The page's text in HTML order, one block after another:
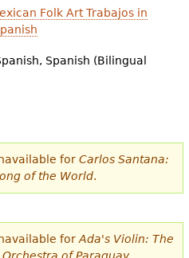
Folk Art Trabajos in
Spanish (Bilingual
for Carlos Santana:
of the World.
for Ada's Violin: The